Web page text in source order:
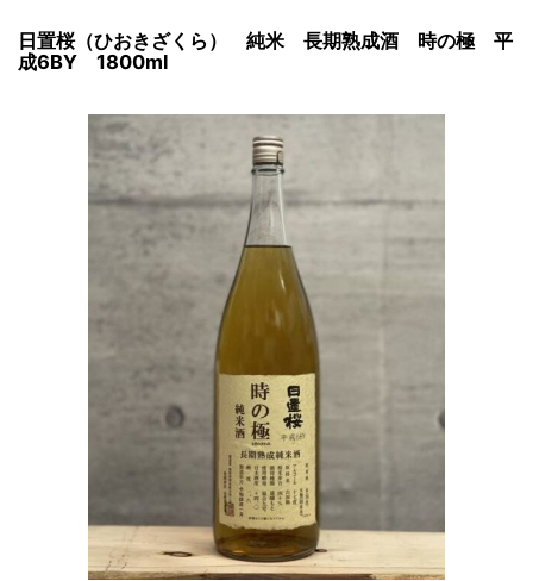
日置桜（ひおきざくら） 純米 長期熟成酒 時の極 平
成6BY 1800ml